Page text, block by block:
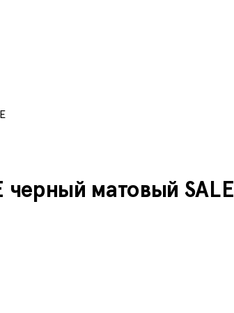
черный матовый SALE